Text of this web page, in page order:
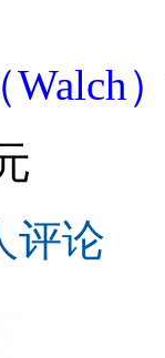
Walch
评论